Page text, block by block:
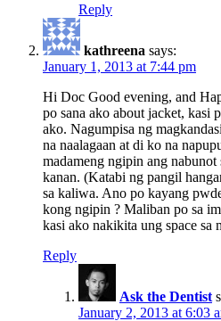
Reply
kathreena says:
January 1, 2013 at 7:44 pm
Hi Doc Good evening, and
po sana ako about jacket, kasi
ako. Nagumpisa ng
na naalagaan at di ko na
madameng ngipin ang
kanan. (Katabi ng pangil
sa kaliwa. Ano po kayang
kong ngipin ? Maliban po sa
kasi ako nakikita ung space sa
Reply
Ask the Dentist
January 2, 2013 at 6:03